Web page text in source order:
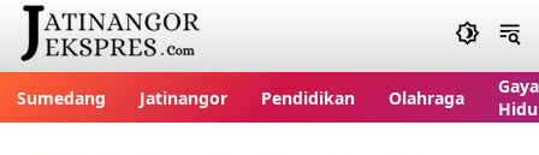
Sumedang Jatinangor Pendidikan Olahraga
Gaya